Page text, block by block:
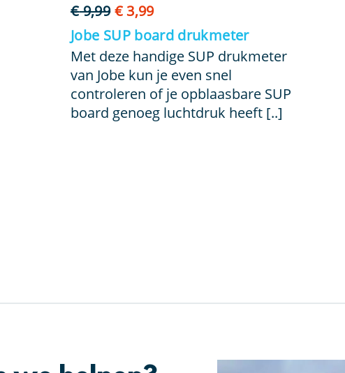
€9,99 Oorspronkelijke
prijs
was:
€ 9,99.
€3,99Huidige
prijs
is:
€ 3,99.
Jobe SUP board drukmeter
Met deze handige SUP drukmeter
van Jobe kun je even snel
controleren of je opblaasbare SUP
board genoeg luchtdruk heeft [..]